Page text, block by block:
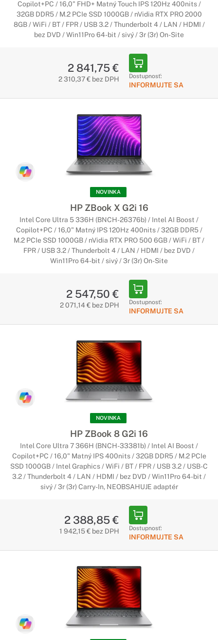
Copilot+PC / 16,0" FHD+ Matný Touch IPS 120Hz 400nits /
32GB DDR5 / M.2 PCIe SSD 1000GB / nVidia RTX PRO 2000
8GB / WiFi / BT / FPR / USB 3.2 / Thunderbolt 4 / LAN / HDMI /
bez DVD / Win11Pro 64-bit / sivý / 3r (3r) On-Site
2 841,75 €
2 310,37 € bez DPH Dostupnosť:
INFORMUJTE SA
NOVINKA
HP ZBook X G2i 16
Intel Core Ultra 5 336H (BNCH-26376b) / Intel AI Boost /
Copilot+PC / 16,0" Matný IPS 120Hz 400nits / 32GB DDR5 /
M.2 PCIe SSD 1000GB / nVidia RTX PRO 500 6GB / WiFi / BT /
FPR / USB 3.2 / Thunderbolt 4 / LAN / HDMI / bez DVD /
Win11Pro 64-bit / sivý / 3r (3r) On-Site
2 547,50 €
2 071,14 € bez DPH Dostupnosť:
INFORMUJTE SA
NOVINKA
HP ZBook 8 G2i 16
Intel Core Ultra 7 366H (BNCH-33381b) / Intel AI Boost /
Copilot+PC / 16,0" Matný IPS 400nits / 32GB DDR5 / M.2 PCIe
SSD 1000GB / Intel Graphics / WiFi / BT / FPR / USB 3.2 / USB-C
3.2 / Thunderbolt 4 / LAN / HDMI / bez DVD / Win11Pro 64-bit /
sivý / 3r (3r) Carry-In, NEOBSAHUJE adaptér
2 388,85 €
1 942,15 € bez DPH Dostupnosť:
INFORMUJTE SA